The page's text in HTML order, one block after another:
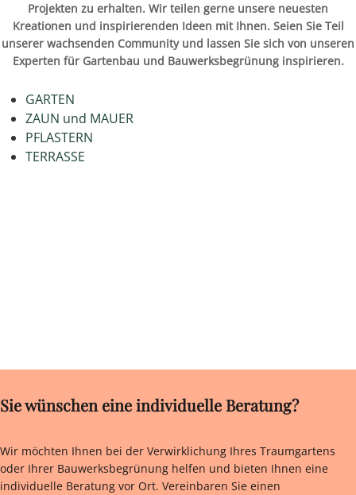
Projekten zu erhalten. Wir teilen gerne unsere neuesten
Kreationen und inspirierenden Ideen mit Ihnen. Seien Sie Teil
unserer wachsenden Community und lassen Sie sich von unseren
Experten für Gartenbau und Bauwerksbegrünung inspirieren.
GARTEN
ZAUN und MAUER
PFLASTERN
TERRASSE
Sie wünschen eine individuelle Beratung?
Wir möchten Ihnen bei der Verwirklichung Ihres Traumgartens
oder Ihrer Bauwerksbegrünung helfen und bieten Ihnen eine
individuelle Beratung vor Ort. Vereinbaren Sie einen